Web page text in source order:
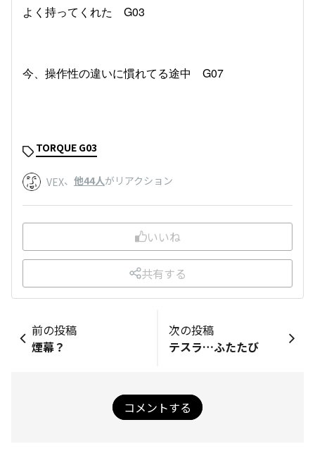
よく持ってくれた G03
今、操作性の違いに慣れてる途中 G07
TORQUE G03
VEX、 他44人がリアクション
いいね
共有する
前の投稿
煙幕？
次の投稿
テスラ…ふたたび
コメントする